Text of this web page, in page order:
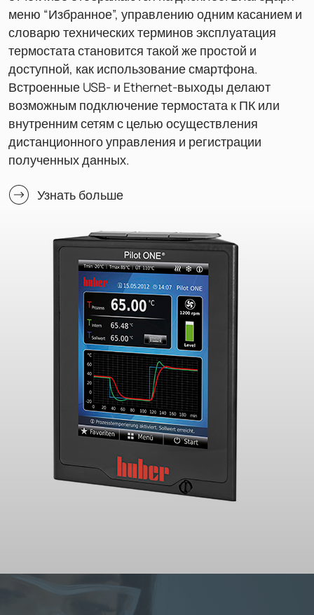
меню “Избранное”, управлению одним касанием и
словарю технических терминов эксплуатация
термостата становится такой же простой и
доступной, как использование смартфона.
Встроенные USB- и Ethernet-выходы делают
возможным подключение термостата к ПК или
внутренним сетям с целью осуществления
дистанционного управления и регистрации
полученных данных.
Узнать больше